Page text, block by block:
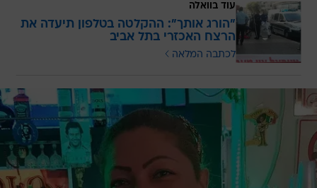
עוד בוואלה
"הורג אותך": ההקלטה בטלפון תיעדה את
הרצח האכזרי בתל אביב
לכתבה המלאה